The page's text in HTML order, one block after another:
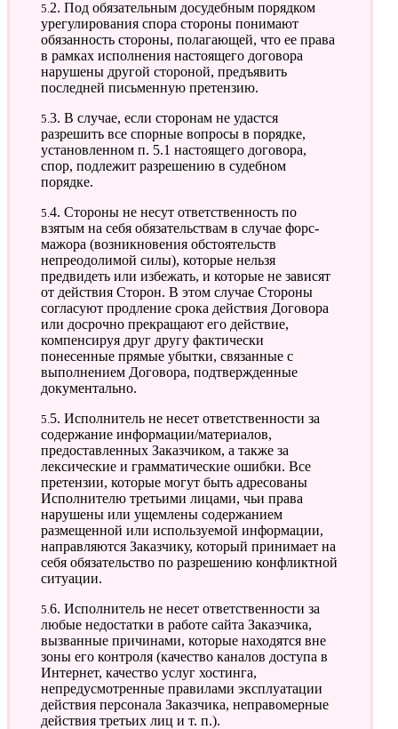
5.2. Под обязательным досудебным порядком
урегулирования спора стороны понимают
обязанность стороны, полагающей, что ее права
в рамках исполнения настоящего договора
нарушены другой стороной, предъявить
последней письменную претензию.
5.3. В случае, если сторонам не удастся
разрешить все спорные вопросы в порядке,
установленном п. 5.1 настоящего договора,
спор, подлежит разрешению в судебном
порядке.
5.4. Стороны не несут ответственность по
взятым на себя обязательствам в случае форс-
мажора (возникновения обстоятельств
непреодолимой силы), которые нельзя
предвидеть или избежать, и которые не зависят
от действия Сторон. В этом случае Стороны
согласуют продление срока действия Договора
или досрочно прекращают его действие,
компенсируя друг другу фактически
понесенные прямые убытки, связанные с
выполнением Договора, подтвержденные
документально.
5.5. Исполнитель не несет ответственности за
содержание информации/материалов,
предоставленных Заказчиком, а также за
лексические и грамматические ошибки. Все
претензии, которые могут быть адресованы
Исполнителю третьими лицами, чьи права
нарушены или ущемлены содержанием
размещенной или используемой информации,
направляются Заказчику, который принимает на
себя обязательство по разрешению конфликтной
ситуации.
5.6. Исполнитель не несет ответственности за
любые недостатки в работе сайта Заказчика,
вызванные причинами, которые находятся вне
зоны его контроля (качество каналов доступа в
Интернет, качество услуг хостинга,
непредусмотренные правилами эксплуатации
действия персонала Заказчика, неправомерные
действия третьих лиц и т. п.).